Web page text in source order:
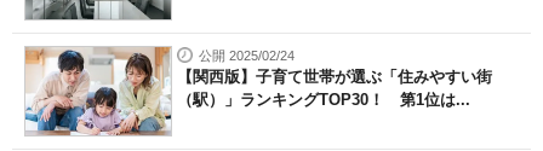
公開 2025/02/24
【関西版】子育て世帯が選ぶ「住みやすい街
（駅）」ランキングTOP30！ 第1位は...